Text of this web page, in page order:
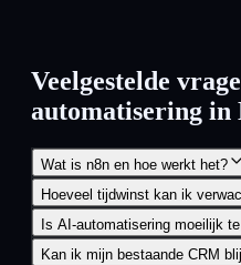
Veelgestelde
automatisering
Wat is n8n en hoe werkt het?
Hoeveel tijdwinst kan ik
Is AI-automatisering moeilijk
Kan ik mijn bestaande CRM